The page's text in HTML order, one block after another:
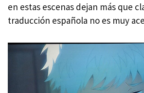
en estas escenas dejan más que
traducción española no es muy